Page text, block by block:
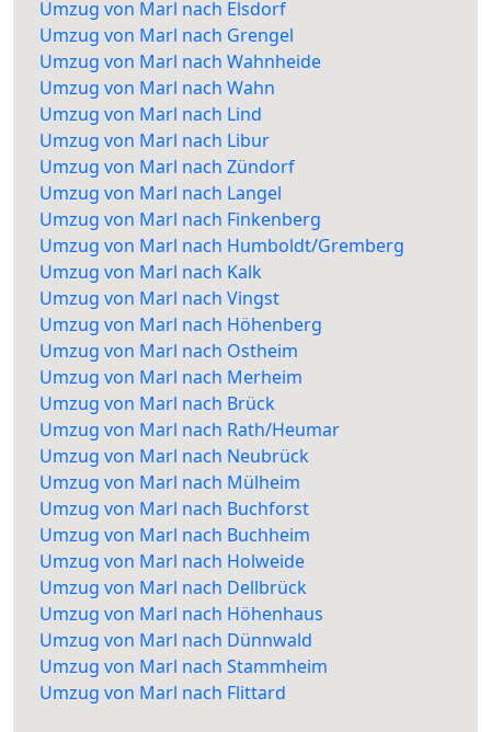
Umzug von Marl nach Elsdorf
Umzug von Marl nach Grengel
Umzug von Marl nach Wahnheide
Umzug von Marl nach Wahn
Umzug von Marl nach Lind
Umzug von Marl nach Libur
Umzug von Marl nach Zündorf
Umzug von Marl nach Langel
Umzug von Marl nach Finkenberg
Umzug von Marl nach Humboldt/Gremberg
Umzug von Marl nach Kalk
Umzug von Marl nach Vingst
Umzug von Marl nach Höhenberg
Umzug von Marl nach Ostheim
Umzug von Marl nach Merheim
Umzug von Marl nach Brück
Umzug von Marl nach Rath/Heumar
Umzug von Marl nach Neubrück
Umzug von Marl nach Mülheim
Umzug von Marl nach Buchforst
Umzug von Marl nach Buchheim
Umzug von Marl nach Holweide
Umzug von Marl nach Dellbrück
Umzug von Marl nach Höhenhaus
Umzug von Marl nach Dünnwald
Umzug von Marl nach Stammheim
Umzug von Marl nach Flittard